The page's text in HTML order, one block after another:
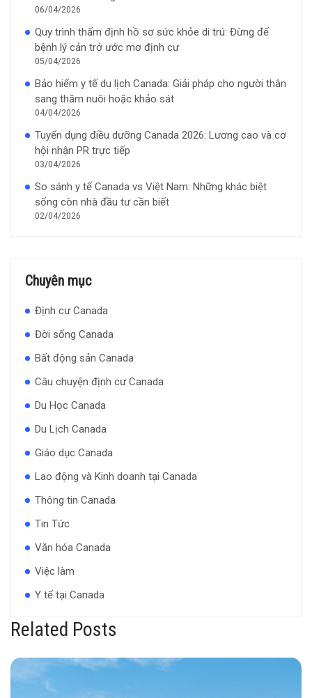
06/04/2026
Quy trình thẩm định hồ sơ sức khỏe di trú: Đừng để
bệnh lý cản trở ước mơ định cư
05/04/2026
Bảo hiểm y tế du lịch Canada: Giải pháp cho người thân
sang thăm nuôi hoặc khảo sát
04/04/2026
Tuyển dụng điều dưỡng Canada 2026: Lương cao và cơ
hội nhận PR trực tiếp
03/04/2026
So sánh y tế Canada vs Việt Nam: Những khác biệt
sống còn nhà đầu tư cần biết
02/04/2026
Chuyên mục
Định cư Canada
Đời sống Canada
Bất động sản Canada
Câu chuyện định cư Canada
Du Học Canada
Du Lịch Canada
Giáo dục Canada
Lao động và Kinh doanh tại Canada
Thông tin Canada
Tin Tức
Văn hóa Canada
Việc làm
Y tế tại Canada
Related Posts